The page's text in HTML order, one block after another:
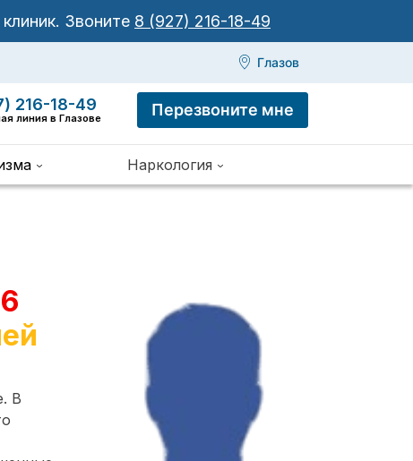
Звоните 8 (927) 216-18-49
Глазов
216-18-49
линия в Глазове Перезвоните мне
Наркология
В